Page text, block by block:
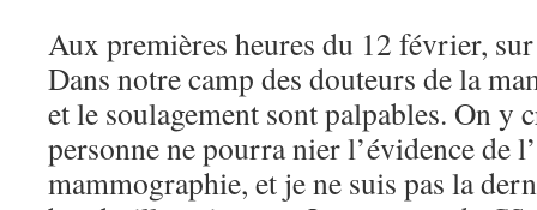
Aux premières heures du 12 février,
Dans notre camp des douteurs de la
et le soulagement sont palpables. On y
personne ne pourra nier l’évidence de
mammographie, et je ne suis pas la